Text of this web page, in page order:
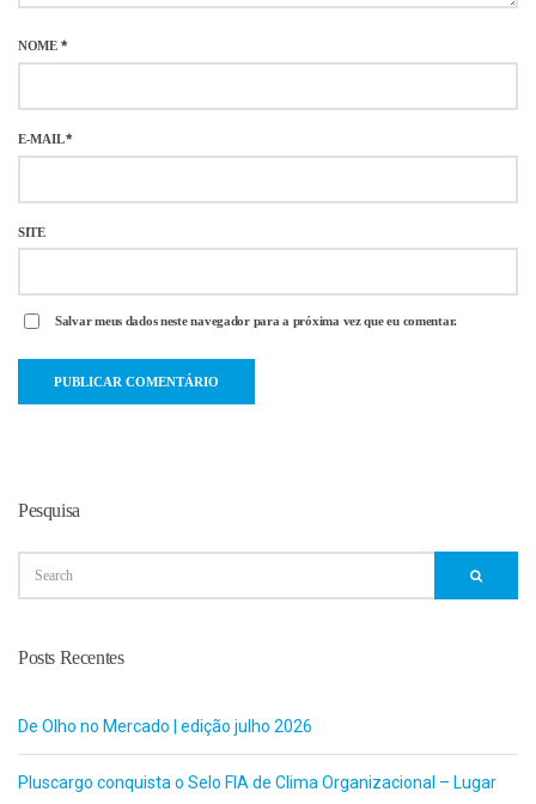
NOME *
E-MAIL*
SITE
Salvar meus dados neste navegador para a próxima vez que eu comentar.
Pesquisa
Posts Recentes
De Olho no Mercado | edição julho 2026
Pluscargo conquista o Selo FIA de Clima Organizacional – Lugar